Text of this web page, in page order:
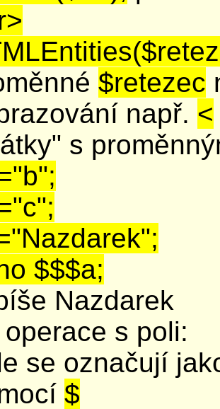
$retezec
např. <
s
$$$a;
Nazdarek
s poli:
se označují
$